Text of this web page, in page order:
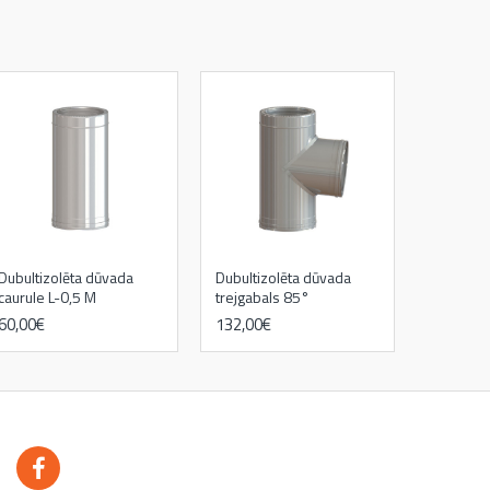
dūvada
L-0,5 M
Dubultizolēta dūvada
trejgabals 85°
132,00€